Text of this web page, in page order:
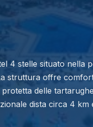
4 stelle situato nella
struttura offre
delle
dista circa 4 km